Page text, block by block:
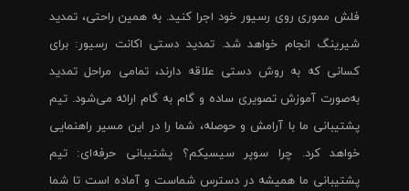
فلش مموری روی رسیور خود اجرا کنید. به همین راحتی، تمدید
شیرینگ انجام خواهد شد. تمدید دستی اکانت رسیور: برای
کسانی که به روش دستی علاقه دارند، تمامی مراحل تمدید
به‌صورت آموزش تصویری ساده و گام به گام ارائه می‌شود. تیم
پشتیبانی ما با آرامش و حوصله، شما را در این مسیر راهنمایی
خواهد کرد. چرا سوپر سیسیکم؟ پشتیبانی حرفه‌ای: تیم
پشتیبانی ما همیشه در دسترس شماست و آماده است تا شما